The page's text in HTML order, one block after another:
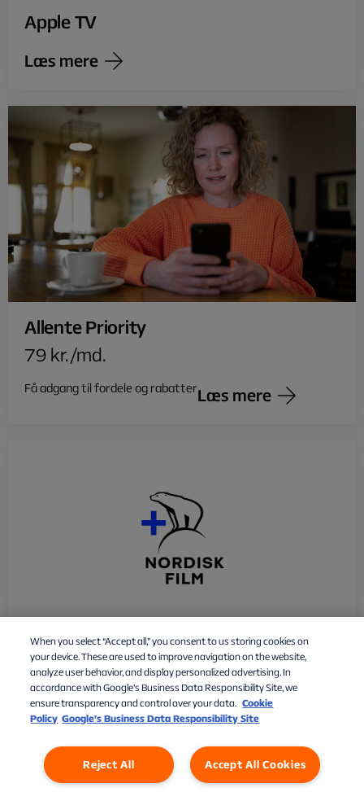
Apple TV
Læs mere
Allente Priority
79 kr./md.
Få adgang til fordele og rabatterLæs mere
Nordisk Film+
59 kr./md.
Læs mere
When you select “Accept all,” you consent to us storing cookies on
your device. These are used to improve navigation on the website,
analyze user behavior, and display personalized advertising. In
accordance with Google's Business Data Responsibility Site, we
ensure transparency and control over your data. Cookie
Policy Google’s Business Data Responsibility Site
Accept All Cookies
Reject All